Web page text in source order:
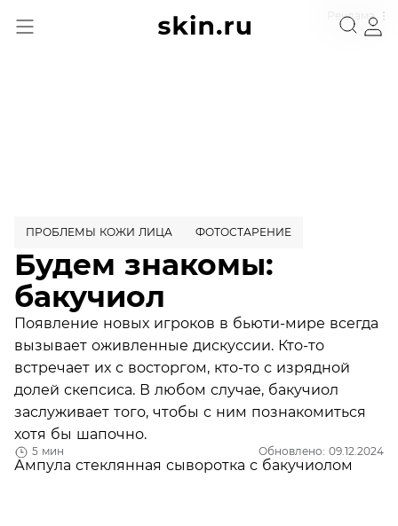
Реклама
5 мин Обновлено: 09.12.2024
ПРОБЛЕМЫ КОЖИ ЛИЦА ФОТОСТАРЕНИЕ
Будем знакомы:
бакучиол
Появление новых игроков в бьюти-мире всегда
вызывает оживленные дискуссии. Кто-то
встречает их с восторгом, кто-то с изрядной
долей скепсиса. В любом случае, бакучиол
заслуживает того, чтобы с ним познакомиться
хотя бы шапочно.